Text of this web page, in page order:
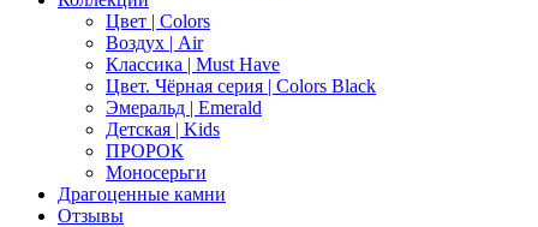
Цвет | Colors
Воздух | Air
Классика | Must Have
Цвет. Чёрная серия | Colors Black
Эмеральд | Emerald
Детская | Kids
ПРОРОК
Моносерьги
Драгоценные камни
Отзывы